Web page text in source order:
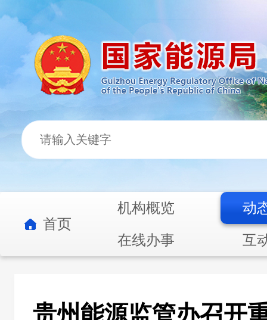
首页
机构概览
动
在线办事
互
贵州能源监管办召开